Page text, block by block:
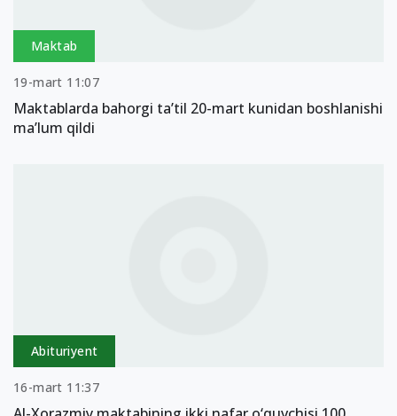
Maktab
19-mart 11:07
Maktablarda bahorgi taʼtil 20-mart kunidan boshlanishi
ma’lum qildi
Abituriyent
16-mart 11:37